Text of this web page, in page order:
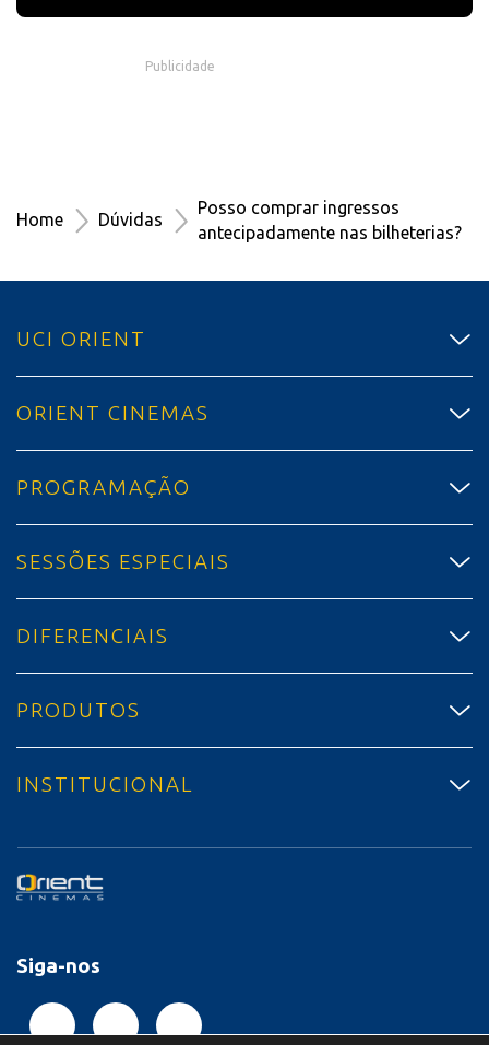
Home Dúvidas
Posso comprar ingressos
antecipadamente nas bilheterias?
UCI ORIENT
ORIENT CINEMAS
PROGRAMAÇÃO
SESSÕES ESPECIAIS
DIFERENCIAIS
PRODUTOS
INSTITUCIONAL
Siga-nos